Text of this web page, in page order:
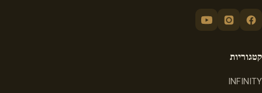
קטגוריות
INFINITY